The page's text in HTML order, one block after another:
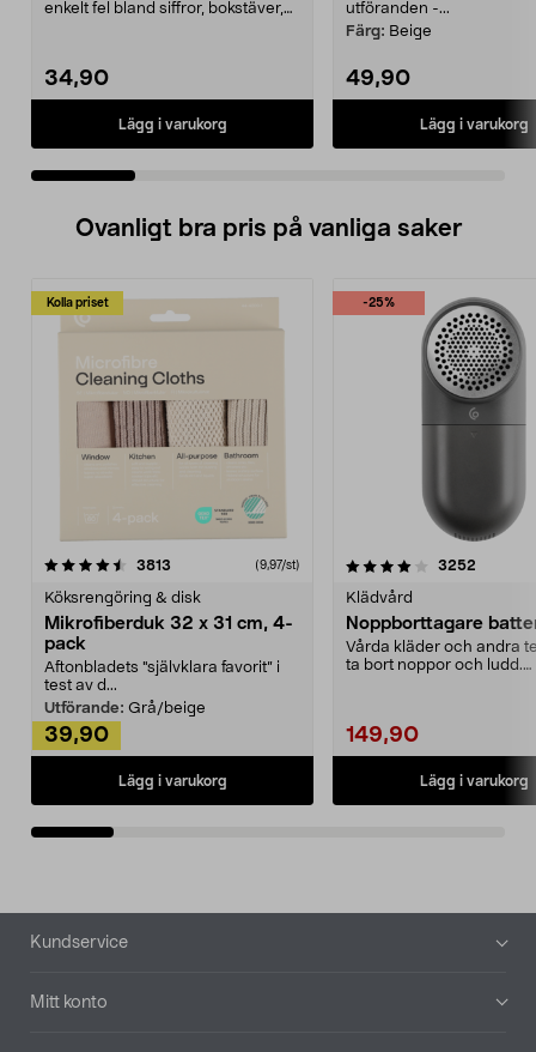
enkelt fel bland siffror, bokstäver,
34,90
Lägg i varukorg
utföranden -...
Färg: Beige
49,90
Lägg i varukorg
Ovanligt bra pris på vanliga saker
Kolla priset
3813 (9,97/st)
Köksrengöring & disk
Mikrofiberduk 32 x 31 cm, 4-
pack
Aftonbladets "självklara favorit” i
test av d...
Utförande: Grå/beige
39,90
Lägg i varukorg
-25%
4.0av 5 stjärnor 3252
Klädvård
Noppborttagare
Vårda kläder och andra
ta bort noppor och ludd.
149,90
Lägg i varukorg
4.5av 5 stjärnor
Sidfot
Kundservice
Mitt konto